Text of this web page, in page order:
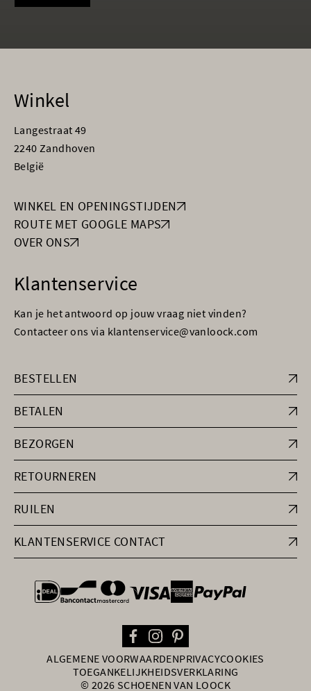
Winkel
Langestraat 49
2240 Zandhoven
België
WINKEL EN OPENINGSTIJDEN
ROUTE MET GOOGLE MAPS
OVER ONS
Klantenservice
Kan je het antwoord op jouw vraag niet vinden?
Contacteer ons via klantenservice@vanloock.com
BESTELLEN
BETALEN
BEZORGEN
RETOURNEREN
RUILEN
KLANTENSERVICE CONTACT
general.paymentOptions
ALGEMENE VOORWAARDENPRIVACYCOOKIES
TOEGANKELIJKHEIDSVERKLARING
© 2026 SCHOENEN VAN LOOCK